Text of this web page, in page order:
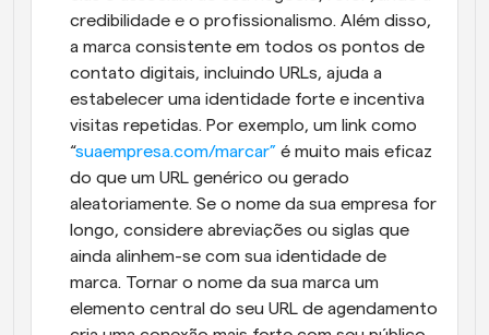
credibilidade e o profissionalismo. Além disso,
a marca consistente em todos os pontos de
contato digitais, incluindo URLs, ajuda a
estabelecer uma identidade forte e incentiva
visitas repetidas. Por exemplo, um link como
“suaempresa.com/marcar” é muito mais eficaz
do que um URL genérico ou gerado
aleatoriamente. Se o nome da sua empresa for
longo, considere abreviações ou siglas que
ainda alinhem-se com sua identidade de
marca. Tornar o nome da sua marca um
elemento central do seu URL de agendamento